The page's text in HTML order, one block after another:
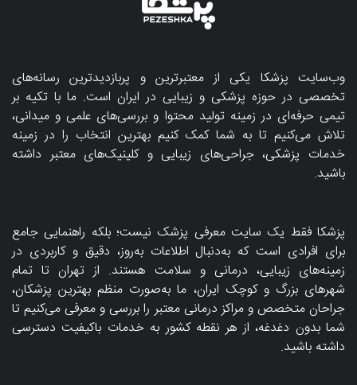
وب‌سایت پزشکا یکی از معتبرترین و پربازدیدترین رسانه‌های
تخصصی در حوزه پزشکی و زیبایی در ایران است. ما با تکیه بر
تیمی حرفه‌ای در زمینه تولید محتوا و بررسی‌های علمی و میدانی،
تلاش می‌کنیم تا به شما کمک کنیم بهترین انتخاب را در زمینه
خدمات پزشکی، جراحی‌های زیبایی و کلینیک‌های معتبر داشته
باشید.
پزشکا فقط یک سایت معرفی پزشک نیست؛ بلکه راهنمایی جامع
برای افرادی است که به‌دنبال اطلاعات به‌روز، دقیق و کاربردی در
زمینه‌های زیبایی، درمانی و سلامت هستند. از تهران تا تمام
شهرهای بزرگ و کوچک ایران، ما به‌صورت منظم بهترین پزشکان،
جراحان متخصص و مراکز درمانی معتبر را بررسی و معرفی می‌کنیم تا
شما بدون دغدغه، از هر نقطه کشور به خدمات باکیفیت دسترسی
داشته باشید.